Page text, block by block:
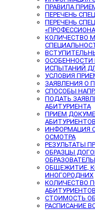
ПРАВИЛА
ПЕРЕЧЕНЬ
ПЕРЕЧЕНЬ
КОЛИЧЕСТВО
ОСОБЕННОСТИ
ИСПЫТАНИЙ
УСЛОВИЯ
ЗАЯВЛЕНИЯ О
СПОСОБЫ
ПОДАТЬ
АБИТУРИЕНТА
ПРИЕМ
АБИТУРИЕНТОВ
ИНФОРМАЦИЯ
ОСМОТРА
РЕЗУЛЬТАТЫ
ОБРАЗЦЫ
ОБЩЕЖИТИЕ,
ИНОГОРОДНИХ
КОЛИЧЕСТВО
СТОИМОСТЬ
РАСПИСАНИЕ